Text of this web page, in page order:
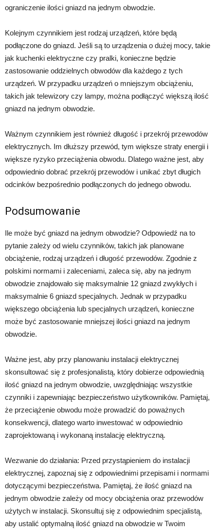
ograniczenie ilości gniazd na jednym obwodzie.
Kolejnym czynnikiem jest rodzaj urządzeń, które będą
podłączone do gniazd. Jeśli są to urządzenia o dużej mocy, takie
jak kuchenki elektryczne czy pralki, konieczne będzie
zastosowanie oddzielnych obwodów dla każdego z tych
urządzeń. W przypadku urządzeń o mniejszym obciążeniu,
takich jak telewizory czy lampy, można podłączyć większą ilość
gniazd na jednym obwodzie.
Ważnym czynnikiem jest również długość i przekrój przewodów
elektrycznych. Im dłuższy przewód, tym większe straty energii i
większe ryzyko przeciążenia obwodu. Dlatego ważne jest, aby
odpowiednio dobrać przekrój przewodów i unikać zbyt długich
odcinków bezpośrednio podłączonych do jednego obwodu.
Podsumowanie
Ile może być gniazd na jednym obwodzie? Odpowiedź na to
pytanie zależy od wielu czynników, takich jak planowane
obciążenie, rodzaj urządzeń i długość przewodów. Zgodnie z
polskimi normami i zaleceniami, zaleca się, aby na jednym
obwodzie znajdowało się maksymalnie 12 gniazd zwykłych i
maksymalnie 6 gniazd specjalnych. Jednak w przypadku
większego obciążenia lub specjalnych urządzeń, konieczne
może być zastosowanie mniejszej ilości gniazd na jednym
obwodzie.
Ważne jest, aby przy planowaniu instalacji elektrycznej
skonsultować się z profesjonalistą, który dobierze odpowiednią
ilość gniazd na jednym obwodzie, uwzględniając wszystkie
czynniki i zapewniając bezpieczeństwo użytkowników. Pamiętaj,
że przeciążenie obwodu może prowadzić do poważnych
konsekwencji, dlatego warto inwestować w odpowiednio
zaprojektowaną i wykonaną instalację elektryczną.
Wezwanie do działania: Przed przystąpieniem do instalacji
elektrycznej, zapoznaj się z odpowiednimi przepisami i normami
dotyczącymi bezpieczeństwa. Pamiętaj, że ilość gniazd na
jednym obwodzie zależy od mocy obciążenia oraz przewodów
użytych w instalacji. Skonsultuj się z odpowiednim specjalistą,
aby ustalić optymalną ilość gniazd na obwodzie w Twoim